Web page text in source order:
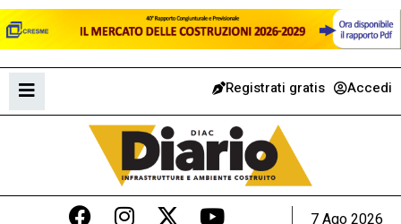
Registrati gratis Accedi
7 Ago 2026